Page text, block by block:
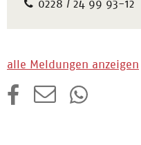
0228 / 24 99 93-12
alle Meldungen anzeigen